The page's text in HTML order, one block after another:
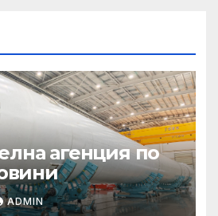
агенция по
ADMIN